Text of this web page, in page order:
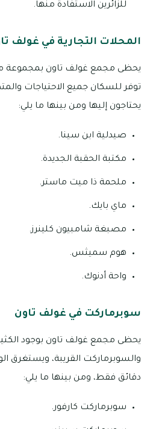
للزائرين الاستفادة منها.
المحلات التجارية في غولف
يحظى مجمع غولف تاون بمجموعة من
توفر للسكان جميع الاحتياجات
يحتاجون إليها ومن بينها ما يلي:
صيدلية ابن سينا.
مكتبة الحقبة الجديدة.
ملحمة ذا ميت ماستر.
ماي بايك.
مصبغة شامبيون كلينرز.
هوم سميثس.
واحة أدنوك.
سوبرماركت في غولف تاون
يحظى مجمع غولف تاون بوجود
دقائق فقط، ومن بينها ما يلي:
سوبرماركت كارفور.